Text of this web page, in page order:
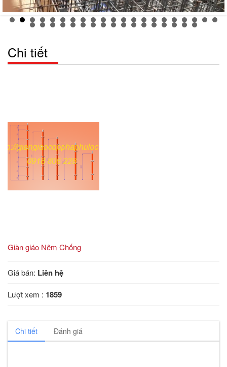
Chi tiết
Giàn giáo Nêm Chống
Giá bán: Liên hệ
Lượt xem : 1859
Chi tiết Đánh giá